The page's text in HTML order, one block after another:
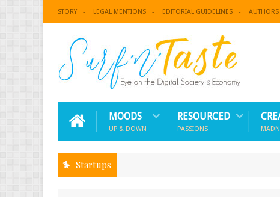
STORY LEGAL MENTIONS EDITORIAL GUIDELINES AUTHORS
MOODS
UP & DOWN
RESOURCED
PASSIONS
Startups